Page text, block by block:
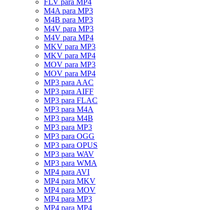
FLV para MP4
M4A para MP3
M4B para MP3
M4V para MP3
M4V para MP4
MKV para MP3
MKV para MP4
MOV para MP3
MOV para MP4
MP3 para AAC
MP3 para AIFF
MP3 para FLAC
MP3 para M4A
MP3 para M4B
MP3 para MP3
MP3 para OGG
MP3 para OPUS
MP3 para WAV
MP3 para WMA
MP4 para AVI
MP4 para MKV
MP4 para MOV
MP4 para MP3
MP4 para MP4